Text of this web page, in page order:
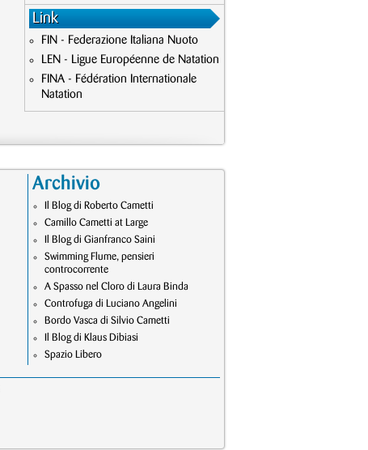
Link
FIN - Federazione Italiana Nuoto
LEN - Ligue Européenne de Natation
FINA - Fédération Internationale
Natation
Archivio
Il Blog di Roberto Cametti
Camillo Cametti at Large
Il Blog di Gianfranco Saini
Swimming Flume, pensieri
controcorrente
A Spasso nel Cloro di Laura Binda
Controfuga di Luciano Angelini
Bordo Vasca di Silvio Cametti
Il Blog di Klaus Dibiasi
Spazio Libero